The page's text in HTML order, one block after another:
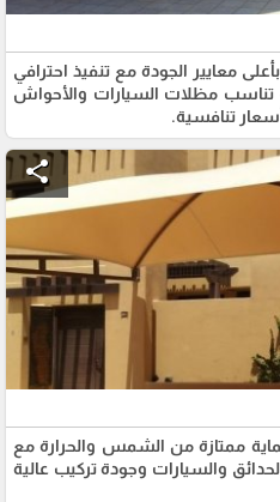
معايير الجودة مع تنفيذ احترافي
تناسب مظلات السيارات والأحواش
تنافسية.
share
ممتازة من الشمس والحرارة مع
والسيارات وجودة تركيب عالية